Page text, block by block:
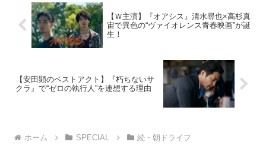
【Ｗ主演】『オアシス』清⽔尋也×⾼杉真
宙で異色の“ヴァイオレンス青春映画”が誕
生！
【安田顕のベストアクト】『朽ちないサ
クラ』で“ゼロの執行人”を連想する理由
ホーム SPECIAL 続・朝ドライフ